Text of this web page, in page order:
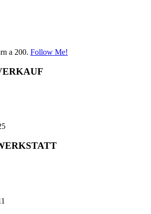
a 200. Follow Me!